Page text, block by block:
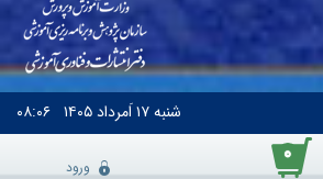
شنبه۱۷ اَمرداد ۱۴۰۵ ۰۸:۰۶
۰
ورود